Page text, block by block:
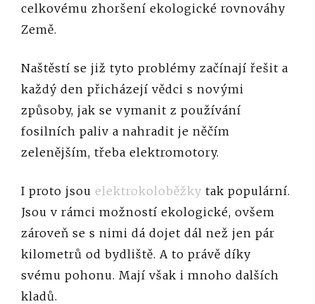
celkovému zhoršení ekologické rovnováhy
Země.
Naštěstí se již tyto problémy začínají řešit a
každý den přicházejí vědci s novými
způsoby, jak se vymanit z používání
fosilních paliv a nahradit je něčím
zelenějším, třeba elektromotory.
I proto jsou elektrokoloběžky tak populární.
Jsou v rámci možností ekologické, ovšem
zároveň se s nimi dá dojet dál než jen pár
kilometrů od bydliště. A to právě díky
svému pohonu. Mají však i mnoho dalších
kladů.